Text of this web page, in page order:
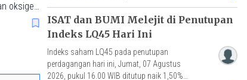
oksigen
ISAT dan BUMI Melejit di Penutupan
Indeks LQ45 Hari Ini
Indeks saham LQ45 pada penutupan
perdagangan hari ini, Jumat, 07 Agustus
2026, pukul 16.00 WIB ditutup naik 1,50%